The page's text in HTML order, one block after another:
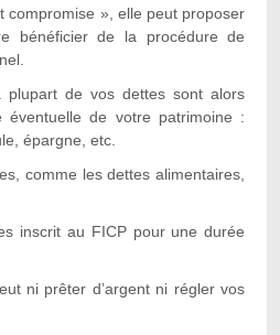
compromise », elle peut proposer
bénéficier de la procédure de
plupart de vos dettes sont alors
éventuelle de votre patrimoine :
épargne, etc.
comme les dettes alimentaires,
inscrit au FICP pour une durée
ni prêter d’argent ni régler vos